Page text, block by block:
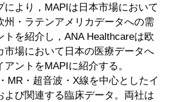
により，MAPIは日本市場において
州・ラテンアメリカデータへの需
トを紹介し，ANA Healthcareは欧
市場において日本の医療データへ
ントをMAPIに紹介する。
MR・超音波・X線を中心としたイ
よび関連する臨床データ。両社は